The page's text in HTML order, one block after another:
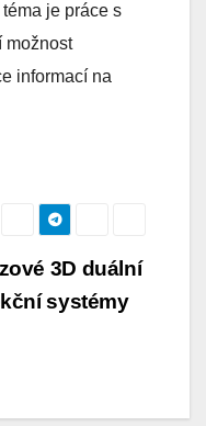
je práce s
možnost
informací na
3D duální
systémy